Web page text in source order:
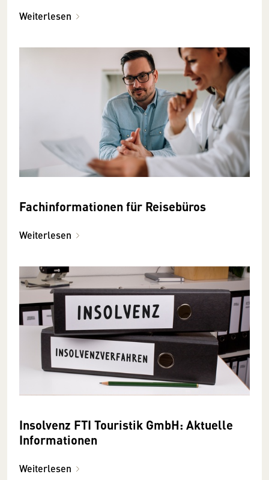
Weiterlesen
Fachinformationen für Reisebüros
Weiterlesen
Insolvenz FTI Touristik GmbH: Aktuelle
Informationen
Weiterlesen